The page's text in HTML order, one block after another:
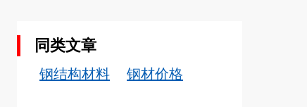
同类文章
钢结构材料 钢材价格